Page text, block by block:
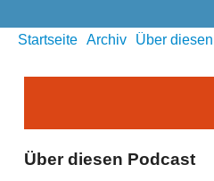
Startseite Archiv Über
Über diesen Podcast